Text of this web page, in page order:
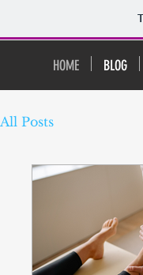
HOME BLOG
All Posts